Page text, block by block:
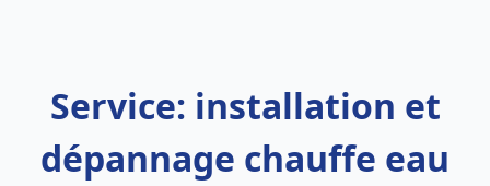
Service: installation et
dépannage chauffe eau